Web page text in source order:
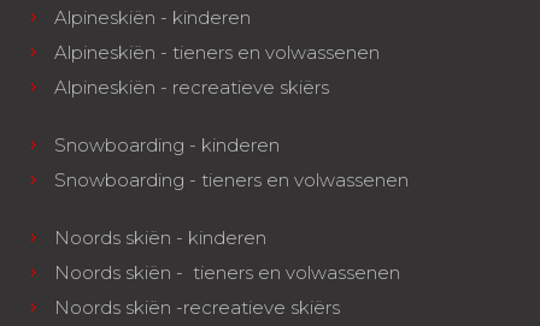
Alpineskiën - kinderen
Alpineskiën - tieners en volwassenen
Alpineskiën - recreatieve skiërs
Snowboarding - kinderen
Snowboarding - tieners en volwassenen
Noords skiën - kinderen
Noords skiën - tieners en volwassenen
Noords skiën -recreatieve skiërs